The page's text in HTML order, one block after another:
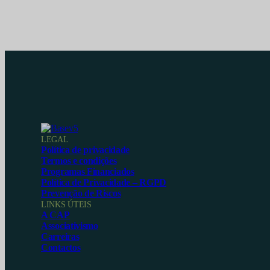
LEGAL
Política de privacidade
Termos e condições
Programas Financiados
Política de Privacidade – RGPD
Prevenção de Riscos
LINKS ÚTEIS
A CAP
Associativismo
Carreiras
Contactos